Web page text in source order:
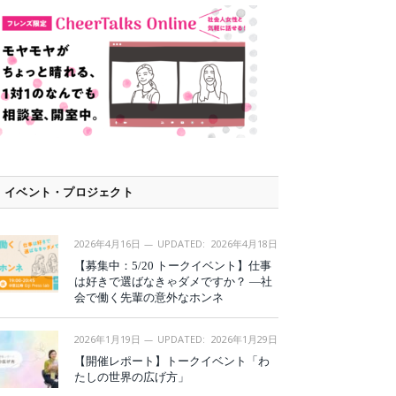
イベント・プロジェクト
2026年4月16日 UPDATED: 2026年4月18日
【募集中：5/20 トークイベント】仕事
は好きで選ばなきゃダメですか？ —社
会で働く先輩の意外なホンネ
2026年1月19日 UPDATED: 2026年1月29日
【開催レポート】トークイベント「わ
たしの世界の広げ方」